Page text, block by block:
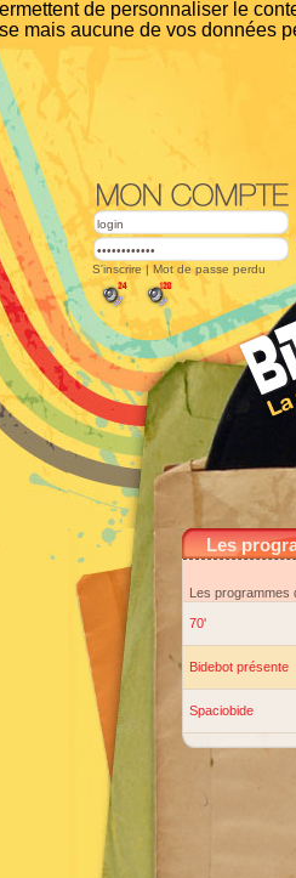
de personnaliser le
mais aucune de vos données
S'inscrire | Mot de passe perdu
Les
Les programmes
70'
Bidebot présente
Spaciobide